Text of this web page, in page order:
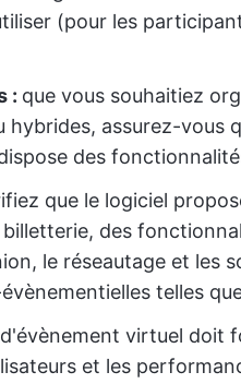
(pour les
: que vous souhaitiez
hybrides, assurez-vous
des
que le logiciel
des
le réseautage et les
telles
virtuel doit
et les